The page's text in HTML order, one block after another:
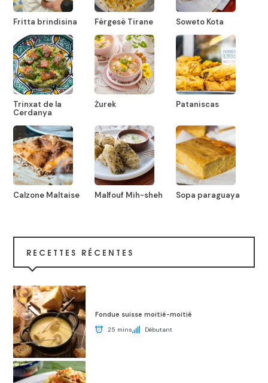
Fritta brindisina Fërgesë Tirane Soweto Kota
Trinxat de la
Cerdanya
Żurek Pataniscas
Calzone Maltaise Malfouf Mih-sheh Sopa paraguaya
RECETTES RÉCENTES
Fondue suisse moitié-moitié
25 mins Débutant